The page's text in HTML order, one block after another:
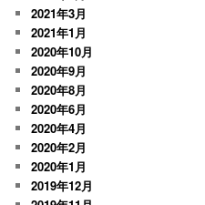
2021年3月
2021年1月
2020年10月
2020年9月
2020年8月
2020年6月
2020年4月
2020年2月
2020年1月
2019年12月